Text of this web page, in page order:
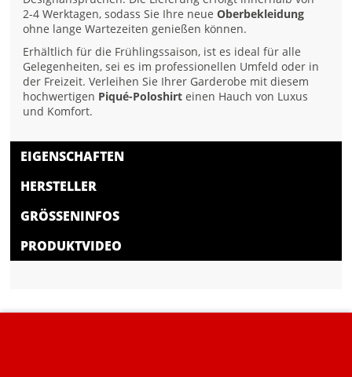
2-4 Werktagen, sodass Sie Ihre neueOberbekleidung
ohne lange Wartezeiten genießen können.
Erhältlich für die Frühlingssaison, ist es ideal für alle
Gelegenheiten, sei es im professionellen Umfeld oder in
der Freizeit. Verleihen Sie Ihrer Garderobe mit diesem
hochwertigen Piqué-Poloshirt einen Hauch von Luxus
und Komfort.
EIGENSCHAFTEN
HERSTELLER
GRÖSSENINFOS
PRODUKTVIDEO